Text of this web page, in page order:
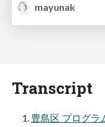
mayunak
Transcript
豊島区 プログラ